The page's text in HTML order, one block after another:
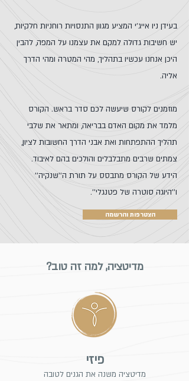
בעידן ניו אייג'י המציע מגוון התנסויות רוחניות חלקיות,
יש חשיבות גדולה למקם את עצמנו על המפה, להבין
היכן אנחנו עכשיו בתהליך, מהי המטרה ומהי הדרך
אליה.
מוזמנים לקורס שיעשה לכם סדר בראש. הקורס
מלמד את מקום האדם בבריאה, ומתאר את שלבי
תהליך ההתפתחות ואת אבני הדרך החשובות לציון,
צמתים שרבים מתבלבלים והולכים בהם לאיבוד.
הידע של הקורס מתבסס על תורת ה''שנקיה''
ו''היוגה סוטרה של פטנגלי''.
הצטרפות והרשמה
מדיטציה, למה זה טוב?
פיזי
מדיטציה משנה את הגנים לטובה